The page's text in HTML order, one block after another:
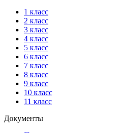
1 класс
2 класс
3 класс
4 класс
5 класс
6 класс
7 класс
8 класс
9 класс
10 класс
11 класс
Документы